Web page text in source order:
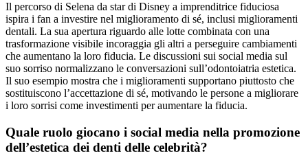
Il percorso di Selena da star di Disney a imprenditrice fiduciosa
ispira i fan a investire nel miglioramento di sé, inclusi miglioramenti
dentali. La sua apertura riguardo alle lotte combinata con una
trasformazione visibile incoraggia gli altri a perseguire cambiamenti
che aumentano la loro fiducia. Le discussioni sui social media sul
suo sorriso normalizzano le conversazioni sull’odontoiatria estetica.
Il suo esempio mostra che i miglioramenti supportano piuttosto che
sostituiscono l’accettazione di sé, motivando le persone a migliorare
i loro sorrisi come investimenti per aumentare la fiducia.
Quale ruolo giocano i social media nella promozione
dell’estetica dei denti delle celebrità?